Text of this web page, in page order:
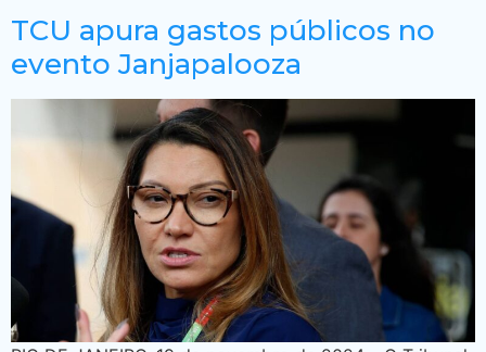
TCU apura gastos públicos no
evento Janjapalooza